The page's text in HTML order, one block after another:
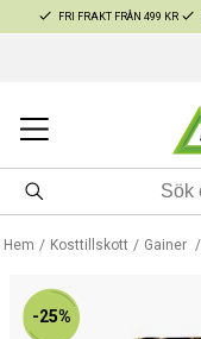
FRI FRAKT FRÅN 499 KR
Hem Kosttillskott Gainer
-25%